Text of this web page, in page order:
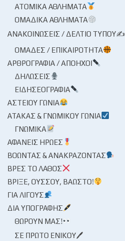
ΑΤΟΜΙΚΆ ΑΘΛΉΜΑΤΑ
ΟΜΑΔΙΚΆ ΑΘΛΉΜΑΤΑ
ΑΝΑΚΟΙΝΏΣΕΙΣ / ΔΕΛΤΊΟ ΤΎΠΟΥ✍
ΟΜΆΔΕΣ / ΕΠΙΚΑΙΡΌΤΗΤΑ
ΑΡΘΡΟΓΡΑΦΊΑ / ΑΠΌΗΧΟΙ
ΔΗΛΏΣΕΙΣ
ΕΙΔΗΣΕΟΓΡΑΦΊΑ
ΑΣΤΕΊΟΥ ΓΩΝΊΑ
ΑΤΆΚΑΣ & ΓΝΩΜΙΚΟΎ ΓΩΝΊΑ
ΓΝΩΜΙΚΆ
ΑΦΑΝΕΊΣ ΉΡΩΕΣ
ΒΟΏΝΤΑΣ & ΑΝΑΚΡΆΖΟΝΤΑΣ
ΒΡΕΣ ΤΟ ΛΆΘΟΣ
ΒΡΊΞΕ, ΟΎΣΣΟΥ, ΒΆΩΣΤΟ!
ΓΙΑ ΛΊΓΟΥΣ
ΔΙΑ ΥΠΟΓΡΑΦΉΣ
ΘΩΡΟΎΝ ΜΑΣ!
ΣΕ ΠΡΏΤΟ ΕΝΙΚΟΎ🖊